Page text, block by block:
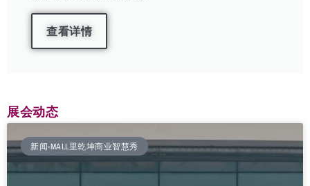
查看详情
展会动态
新闻-MALL里乾坤商业智慧秀